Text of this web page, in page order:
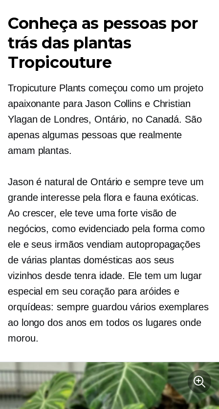
Conheça as pessoas por
trás das plantas
Tropicouture
Tropicuture Plants começou como um projeto
apaixonante para Jason Collins e Christian
Ylagan de Londres, Ontário, no Canadá. São
apenas algumas pessoas que realmente
amam plantas.
Jason é natural de Ontário e sempre teve um
grande interesse pela flora e fauna exóticas.
Ao crescer, ele teve uma forte visão de
negócios, como evidenciado pela forma como
ele e seus irmãos vendiamautopropagações
de várias plantas domésticas aos seus
vizinhos desde tenra idade. Ele tem um lugar
especial em seu coração para aróides e
orquídeas: sempre guardou vários exemplares
ao longo dos anos em todos os lugares onde
morou.